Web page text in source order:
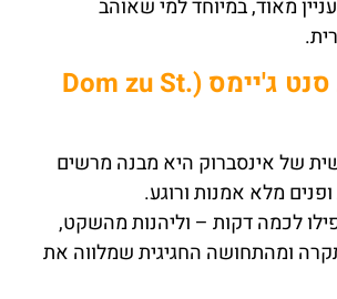
מאוד, במיוחד למי שאוהב
⛪ קתדרלת סנט ג'יימס (Dom zu St.
של אינסברוק היא מבנה מרשים
מלא אמנות ורוגע.
לכמה דקות – וליהנות מהשקט,
ומהתחושה החגיגית שמלווה את